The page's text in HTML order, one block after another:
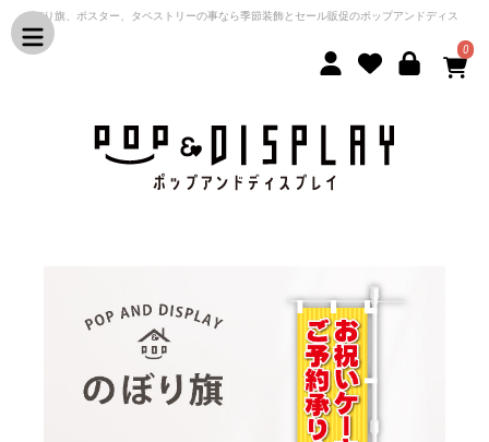
のぼり旗、ポスター、タペストリーの事なら季節装飾とセール販促のポップアンドディス
プレイ
0